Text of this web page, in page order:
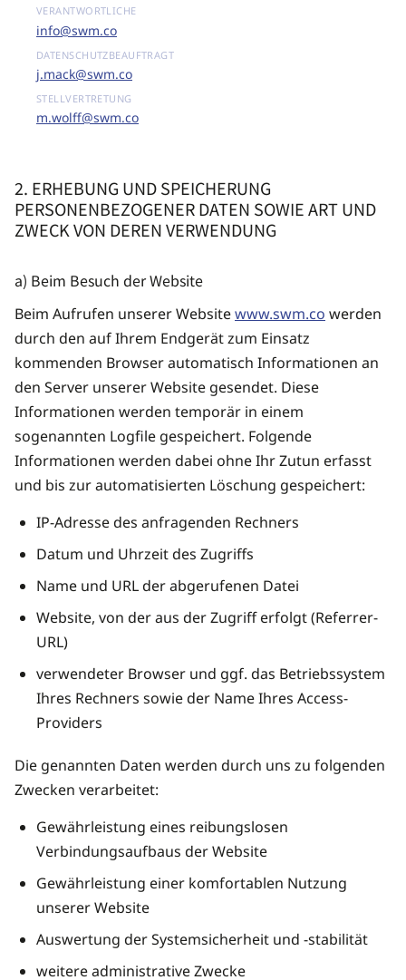
info@swm.co
j.mack@swm.co
m.wolff@swm.co
2. ERHEBUNG UND SPEICHERUNG
PERSONENBEZOGENER DATEN SOWIE ART UND
ZWECK VON DEREN VERWENDUNG
a) Beim Besuch der Website
Beim Aufrufen unserer Websitewww.swm.co werden
durch den auf Ihrem Endgerät zum Einsatz
kommenden Browser automatisch Informationen an
den Server unserer Website gesendet. Diese
Informationen werden temporär in einem
sogenannten Logfile gespeichert. Folgende
Informationen werden dabei ohne Ihr Zutun erfasst
und bis zur automatisierten Löschung gespeichert:
IP-Adresse des anfragenden Rechners
Datum und Uhrzeit des Zugriffs
Name und URL der abgerufenen Datei
Website, von der aus der Zugriff erfolgt (Referrer-
URL)
verwendeter Browser und ggf. das Betriebssystem
Ihres Rechners sowie der Name Ihres Access-
Providers
Die genannten Daten werden durch uns zu folgenden
Zwecken verarbeitet:
Gewährleistung eines reibungslosen
Verbindungsaufbaus der Website
Gewährleistung einer komfortablen Nutzung
unserer Website
Auswertung der Systemsicherheit und -stabilität
weitere administrative Zwecke